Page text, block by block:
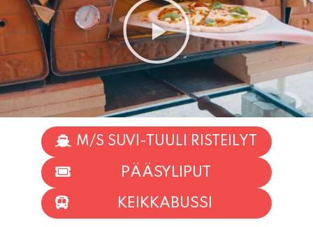
M/S SUVI-TUULI RISTEILYT
PÄÄSYLIPUT
KEIKKABUSSI
TAPAHTUMAT